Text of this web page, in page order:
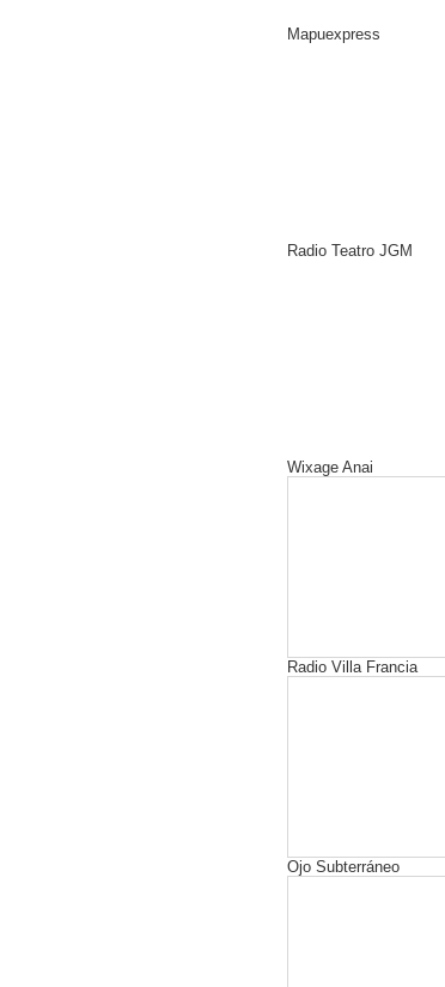
Mapuexpress
Radio Teatro JGM
Wixage Anai
Radio Villa Francia
Ojo Subterráneo